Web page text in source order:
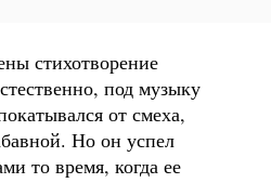
стихотворение
под музыку
от смеха,
Но он успел
то время, когда ее